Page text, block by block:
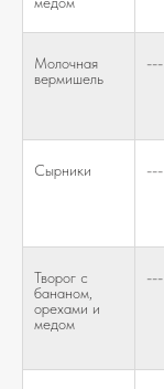
Молочная
вермишель
---
Сырники ---
Творог с
бананом,
орехами и
медом
---